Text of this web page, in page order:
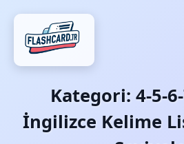
Kategori: 4-5-
İngilizce Kelime